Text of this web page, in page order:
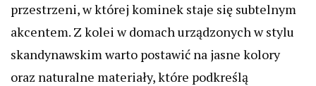
przestrzeni, w której kominek staje się subtelnym
akcentem. Z kolei w domach urządzonych w stylu
skandynawskim warto postawić na jasne kolory
oraz naturalne materiały, które podkreślą